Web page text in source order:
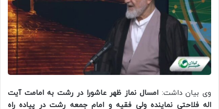
وی بیان داشت: امسال نماز ظهر عاشورا در رشت به امامت آیت
اله فلاحتی نماینده ولی فقیه و امام جمعه رشت در پیاده راه